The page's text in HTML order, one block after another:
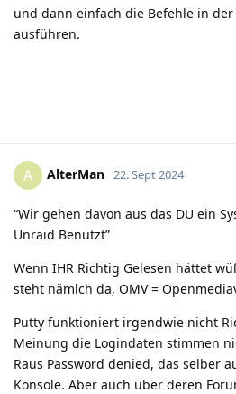
und dann einfach die Befehle in
ausführen.
A AlterMan 22. Sept 2024
“Wir gehen davon aus das DU ein
Unraid Benutzt”
Wenn IHR Richtig Gelesen hättet
steht nämlch da, OMV =
Putty funktioniert irgendwie nicht
Meinung die Logindaten stimmen
Raus Password denied, das selber
Konsole. Aber auch über deren